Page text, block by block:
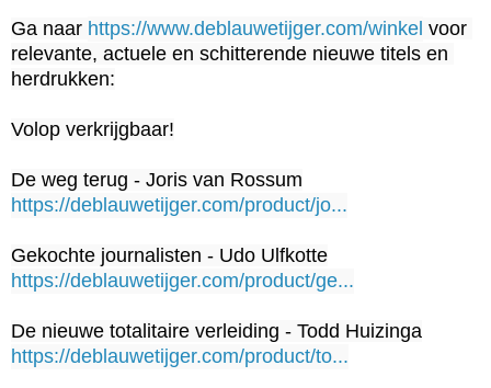
Ga naar https://www.deblauwetijger.com/winkel voor
relevante, actuele en schitterende nieuwe titels en
herdrukken:
Volop verkrijgbaar!
https://deblauwetijger.com/product/jo...
https://deblauwetijger.com/product/ge...
https://deblauwetijger.com/product/to...